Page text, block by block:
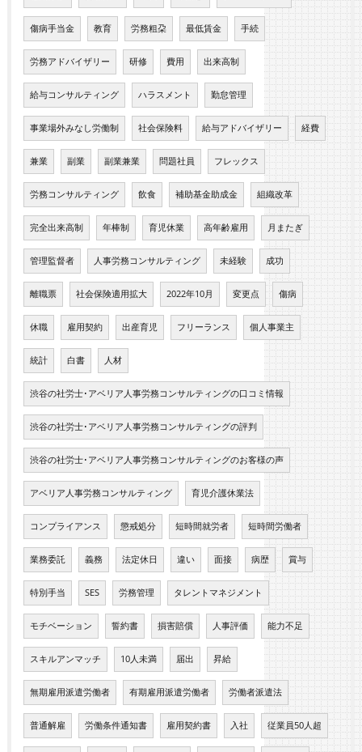
傷病手当金 教育 労務粗朶 最低賃金 手続
労務アドバイザリー 研修 費用 出来高制
給与コンサルティング ハラスメント 勤怠管理
事業場外みなし労働制 社会保険料 給与アドバイザリー 経費
兼業 副業 副業兼業 問題社員 フレックス
労務コンサルティング 飲食 補助基金助成金 組織改革
完全出来高制 年棒制 育児休業 高年齢雇用 月またぎ
管理監督者 人事労務コンサルティング 未経験 成功
離職票 社会保険適用拡大 2022年10月 変更点 傷病
休職 雇用契約 出産育児 フリーランス 個人事業主
統計 白書 人材
渋谷の社労士･アベリア人事労務コンサルティングの口コミ情報
渋谷の社労士･アベリア人事労務コンサルティングの評判
渋谷の社労士･アベリア人事労務コンサルティングのお客様の声
アベリア人事労務コンサルティング 育児介護休業法
コンプライアンス 懲戒処分 短時間就労者 短時間労働者
業務委託 義務 法定休日 違い 面接 病歴 賞与
特別手当 SES 労務管理 タレントマネジメント
モチベーション 誓約書 損害賠償 人事評価 能力不足
スキルアンマッチ 10人未満 届出 昇給
無期雇用派遣労働者 有期雇用派遣労働者 労働者派遣法
普通解雇 労働条件通知書 雇用契約書 入社 従業員50人超